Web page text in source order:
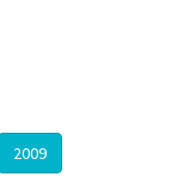
2009